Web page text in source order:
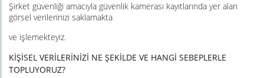
Şirket güvenliği amacıyla güvenlik kamerası kayıtlarında yer alan
görsel verilerinizi saklamakta
ve işlemekteyiz.
KİŞİSEL VERİLERİNİZİ NE ŞEKİLDE VE HANGİ SEBEPLERLE
TOPLUYORUZ?